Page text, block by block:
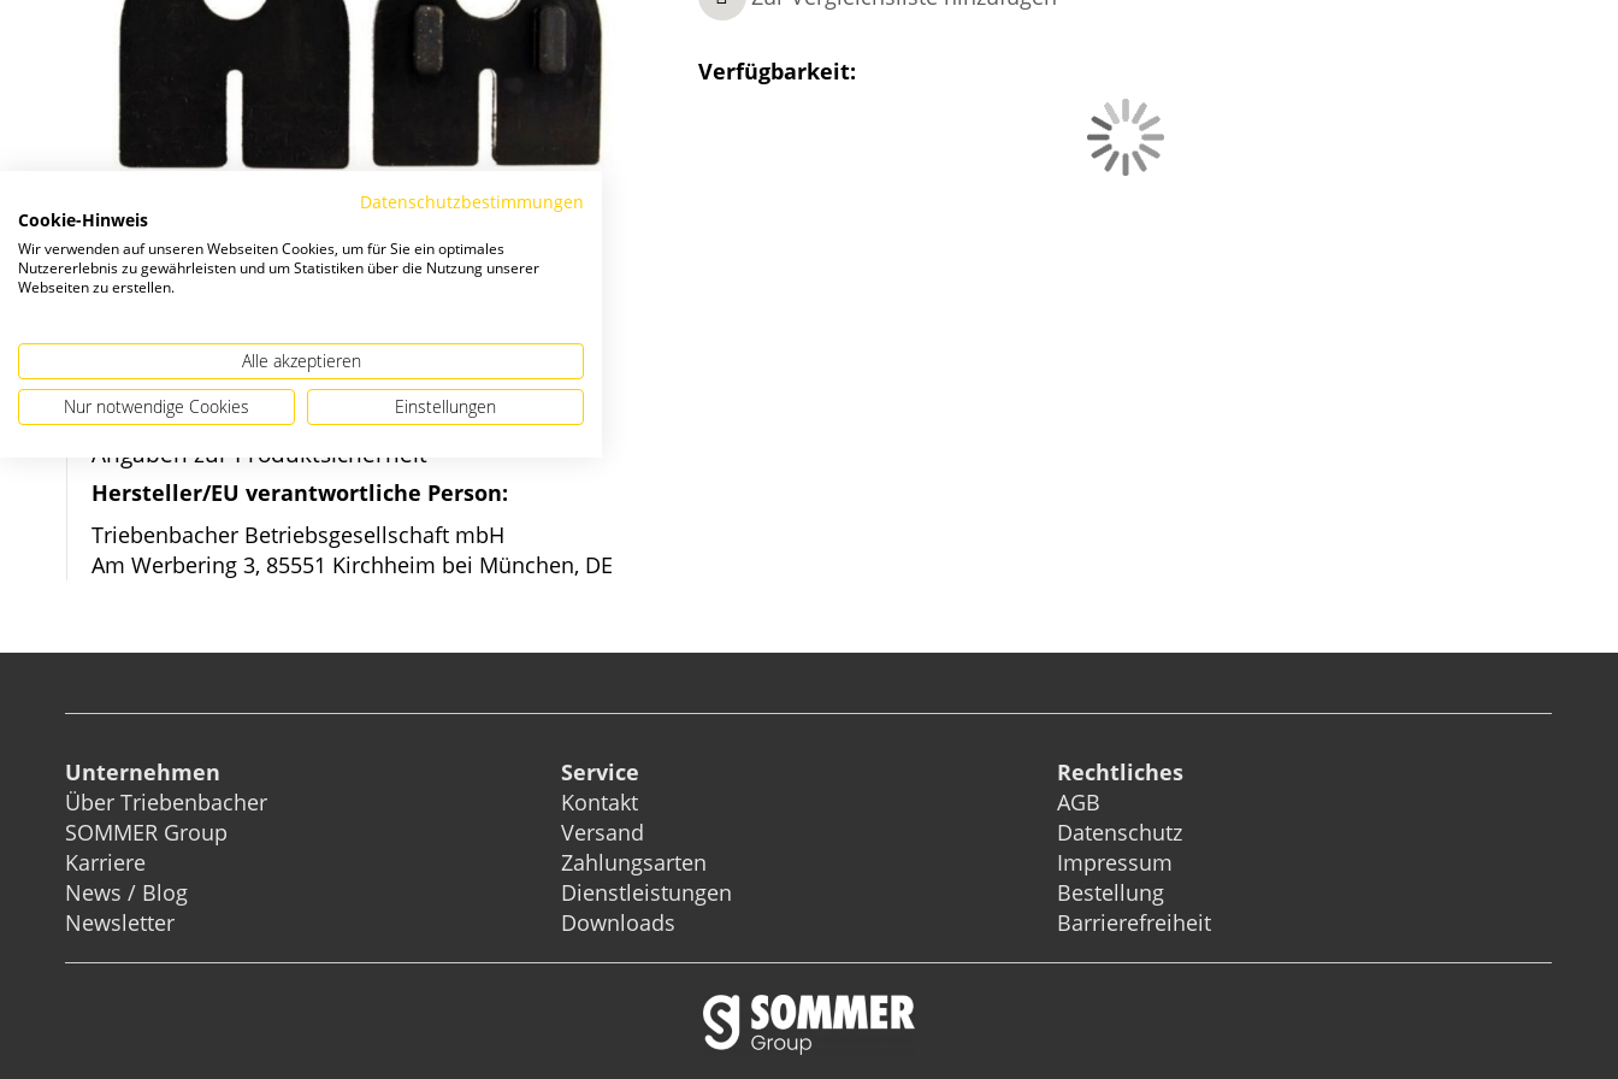
Anfang
der
springen
Verfügbarkeit:
Angaben zur Produktsicherheit
Hersteller/EU verantwortliche Person:
Triebenbacher Betriebsgesellschaft mbH
Am Werbering 3, 85551 Kirchheim bei München, DE
Unternehmen
Über Triebenbacher
SOMMER Group
Karriere
News / Blog
Newsletter
Service
Kontakt
Versand
Zahlungsarten
Dienstleistungen
Downloads
Rechtliches
AGB
Datenschutz
Impressum
Bestellung
Barrierefreiheit
Datenschutzbestimmungen
Cookie-Hinweis
Wir verwenden auf unseren Webseiten Cookies, um für Sie ein optimales
Nutzererlebnis zu gewährleisten und um Statistiken über die Nutzung unserer
Webseiten zu erstellen.
Alle akzeptieren
Nur notwendige Cookies Einstellungen